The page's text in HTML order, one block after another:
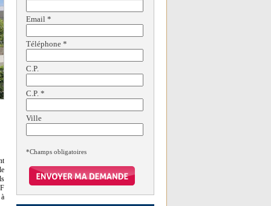
Email *
Téléphone *
C.P.
C.P. *
Ville
*Champs obligatoires